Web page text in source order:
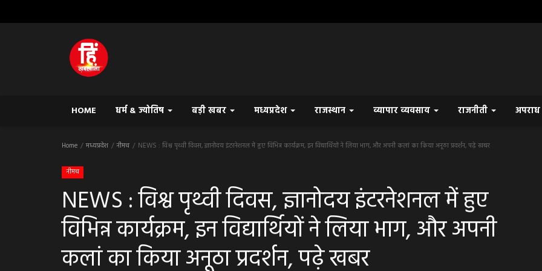
HOME धर्म & ज्योतिष बड़ी खबर मध्यप्रदेश राजस्थान व्यापार व्यवसाय राजनीती अपराध
Home मध्यप्रदेश नीमच NEWS : विश्व पृथ्वी दिवस, ज्ञानोदय इंटरनेशनल में हुए विभिन्न कार्यक्रम, इन विद्यार्थियों ने लिया भाग, और अपनी कलां का किया अनूठा प्रदर्शन, पढ़े खबर
नीमच
NEWS : विश्व पृथ्वी दिवस, ज्ञानोदय इंटरनेशनल में हुए
विभिन्न कार्यक्रम, इन विद्यार्थियों ने लिया भाग, और अपनी
कलां का किया अनूठा प्रदर्शन, पढ़े खबर